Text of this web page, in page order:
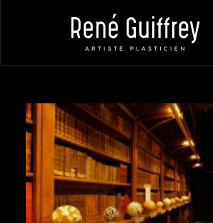
ACTUALITÉS
ŒUVRES
BIOGRAPHIE
BIBLIOGRAPHIE
CONTACTS